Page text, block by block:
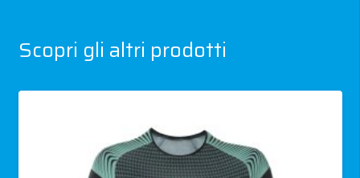
Scopri gli altri prodotti